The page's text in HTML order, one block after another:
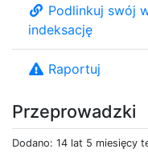
Przeprowadzki
Dodano: 14 lat 5 miesięcy
Podlinkuj swój
indeksację
Raportuj